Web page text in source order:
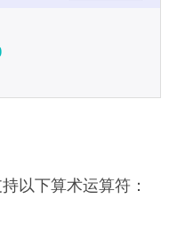
以下算术运算符：